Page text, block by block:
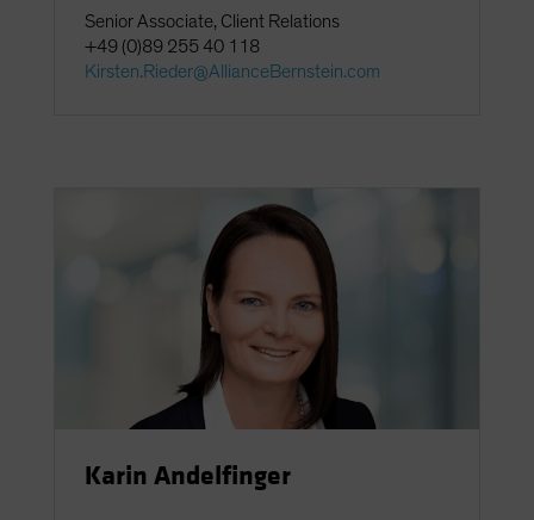
Senior Associate, Client Relations
+49 (0)89 255 40 118
Kirsten.Rieder@AllianceBernstein.com
Karin Andelfinger